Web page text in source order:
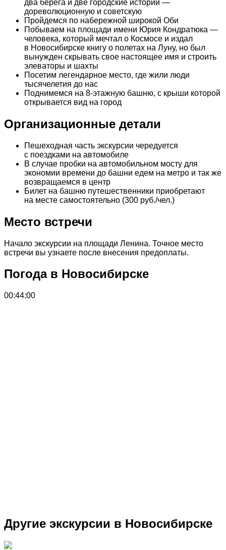
два берега и две городские истории —
дореволюционную и советскую
Пройдемся по набережной широкой Оби
Побываем на площади имени Юрия Кондратюка —
человека, который мечтал о Космосе и издал
в Новосибирске книгу о полетах на Луну, но был
вынужден скрывать свое настоящее имя и строить
элеваторы и шахты
Посетим легендарное место, где жили люди
тысячелетия до нас
Поднимемся на 8-этажную башню, с крыши которой
открывается вид на город
Организационные детали
Пешеходная часть экскурсии чередуется
с поездками на автомобиле
В случае пробки на автомобильном мосту для
экономии времени до башни едем на метро и так же
возвращаемся в центр
Билет на башню путешественники приобретают
на месте самостоятельно (300 руб./чел.)
Место встречи
Начало экскурсии на площади Ленина. Точное место
встречи вы узнаете после внесения предоплаты.
Погода в Новосибирске
00:44:00
Другие экскурсии в Новосибирске